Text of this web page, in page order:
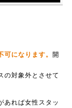
になります。 開
の対象外とさせて
あれば女性スタッ